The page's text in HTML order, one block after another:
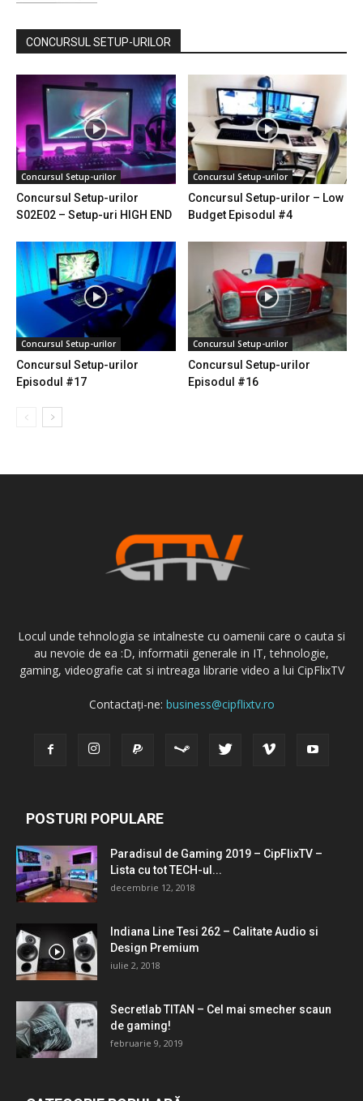
CONCURSUL SETUP-URILOR
Concursul Setup-urilor
Concursul Setup-urilor
S02E02 – Setup-uri HIGH END
Concursul Setup-urilor
Concursul Setup-urilor – Low
Budget Episodul #4
Concursul Setup-urilor
Concursul Setup-urilor
Episodul #17
Concursul Setup-urilor
Concursul Setup-urilor
Episodul #16
Locul unde tehnologia se intalneste cu oamenii care o cauta si
au nevoie de ea :D, informatii generale in IT, tehnologie,
gaming, videografie cat si intreaga librarie video a lui CipFlixTV
Contactați-ne: business@cipflixtv.ro
POSTURI POPULARE
Paradisul de Gaming 2019 – CipFlixTV –
Lista cu tot TECH-ul...
decembrie 12, 2018
Indiana Line Tesi 262 – Calitate Audio si
Design Premium
iulie 2, 2018
Secretlab TITAN – Cel mai smecher scaun
de gaming!
februarie 9, 2019